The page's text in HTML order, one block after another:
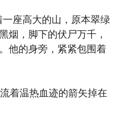
高大的山，原本翠绿
烟，脚下的伏尸万千，
他的身旁，紧紧包围着
温热血迹的箭矢掉在